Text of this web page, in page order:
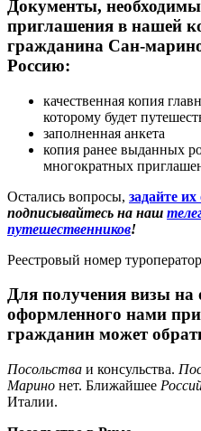
Документы,
приглашения в нашей
гражданина Сан-
Россию:
качественная копия
которому будет
заполненная анкета
копия ранее выданных
многократных
Остались вопросы, задайте
подписывайтесь на наш
путешественников!
Реестровый номер
Для получения визы на
оформленного нами
гражданин может
Посольства и консульства.
Марино нет. Ближайшее
Италии.